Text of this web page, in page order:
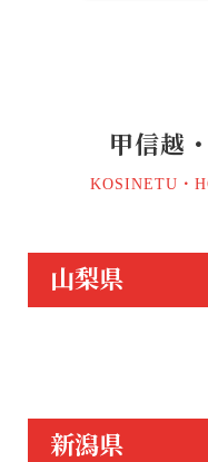
甲信越
KOSINETU・
山梨県
新潟県